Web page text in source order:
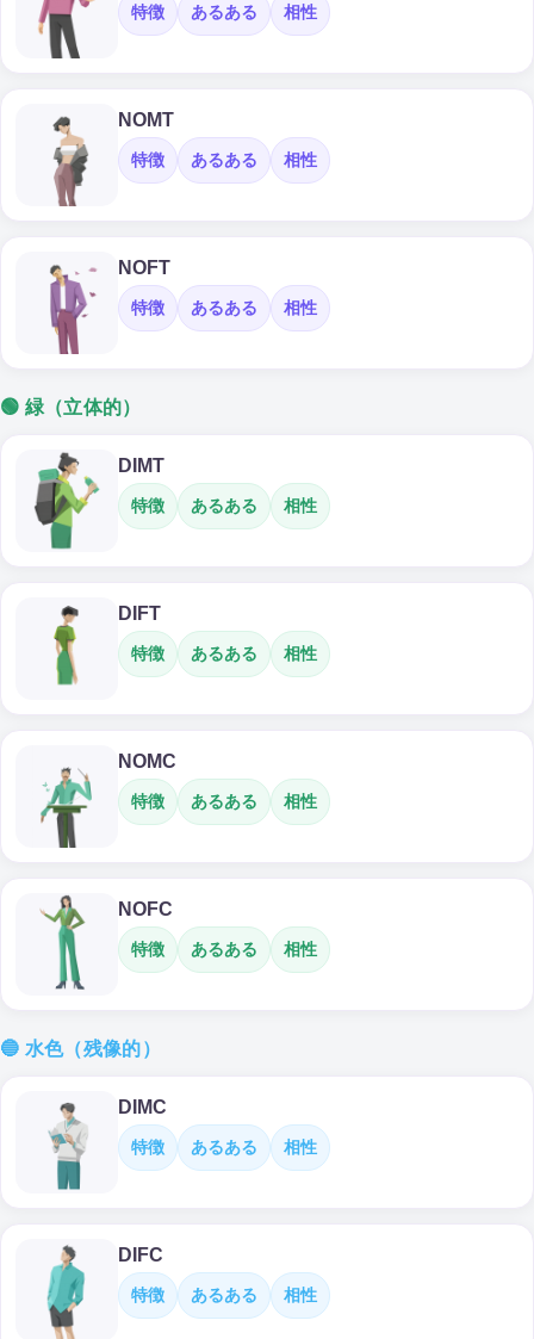
特徴 あるある 相性
NOMT
特徴 あるある 相性
NOFT
特徴 あるある 相性
🟢 緑（立体的）
DIMT
特徴 あるある 相性
DIFT
特徴 あるある 相性
NOMC
特徴 あるある 相性
NOFC
特徴 あるある 相性
🔵 水色（残像的）
DIMC
特徴 あるある 相性
DIFC
特徴 あるある 相性